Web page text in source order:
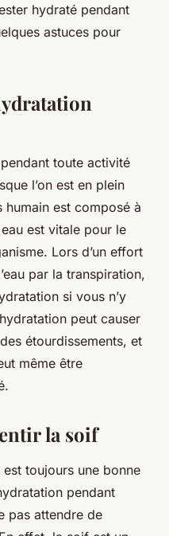
hydraté pendant
astuces pour
toute activité
l’on est en plein
est composé à
est vitale pour le
Lors d’un effort
par la transpiration,
si vous n’y
peut causer
étourdissements, et
même être
la soif
toujours une bonne
pendant
pas attendre de